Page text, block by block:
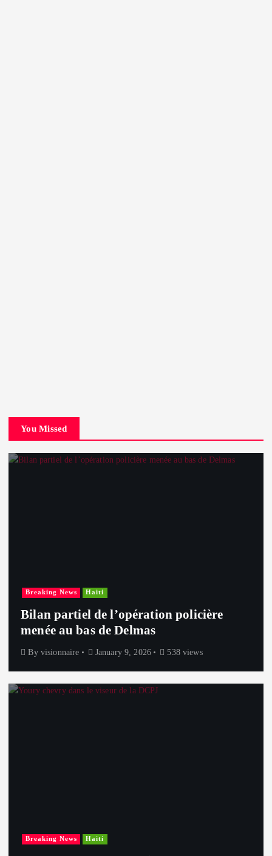
You Missed
Breaking News Haiti
Bilan partiel de l’opération policière
menée au bas de Delmas
By visionnaire January 9, 2026 538 views
Breaking News Haiti